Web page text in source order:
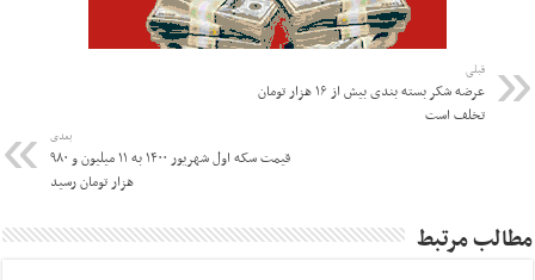
قبلی
عرضه شکر بسته بندی بیش از ۱۶ هزار تومان
تخلف است
بعدی
قیمت سکه اول شهریور ۱۴۰۰ به ۱۱ میلیون و ۹۸۰
هزار تومان رسید
مطالب مرتبط